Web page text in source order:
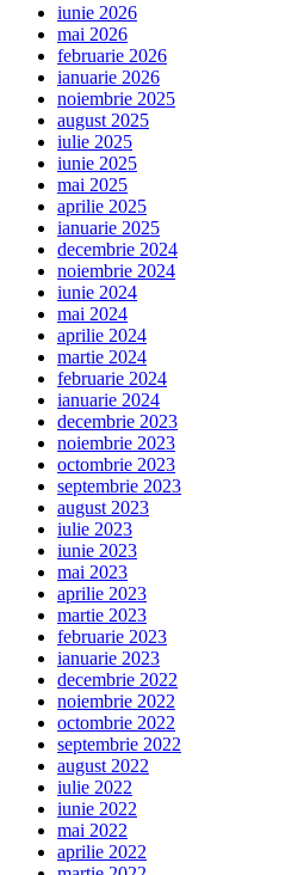
iunie 2026
mai 2026
februarie 2026
ianuarie 2026
noiembrie 2025
august 2025
iulie 2025
iunie 2025
mai 2025
aprilie 2025
ianuarie 2025
decembrie 2024
noiembrie 2024
iunie 2024
mai 2024
aprilie 2024
martie 2024
februarie 2024
ianuarie 2024
decembrie 2023
noiembrie 2023
octombrie 2023
septembrie 2023
august 2023
iulie 2023
iunie 2023
mai 2023
aprilie 2023
martie 2023
februarie 2023
ianuarie 2023
decembrie 2022
noiembrie 2022
octombrie 2022
septembrie 2022
august 2022
iulie 2022
iunie 2022
mai 2022
aprilie 2022